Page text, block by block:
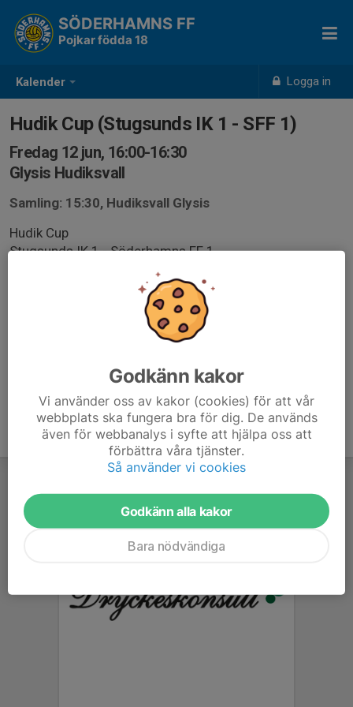
Kalender Logga in
SÖDERHAMNS FF
Pojkar födda 18
Hudik Cup (Stugsunds IK 1 - SFF 1)
Fredag 12 jun, 16:00-16:30
Glysis Hudiksvall
Samling: 15:30, Hudiksvall Glysis
Hudik Cup
Stugsunds IK 1 - Söderhamns FF 1
Godkänn kakor
Vi använder oss av kakor (cookies) för att vår
webbplats ska fungera bra för dig. De används
även för webbanalys i syfte att hjälpa oss att
förbättra våra tjänster.
Så använder vi cookies
Godkänn alla kakor
Bara nödvändiga